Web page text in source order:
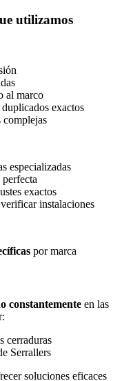
utilizamos
al marco
duplicados exactos
complejas
especializadas
exactos
instalaciones
por marca
constantemente en las
cerraduras
Serrallers
soluciones eficaces